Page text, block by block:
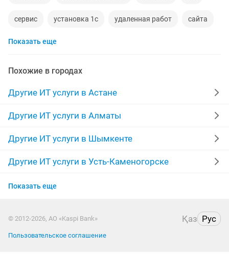
сервис установка 1с удаленная работ сайта
чат лиц
обновление компьютерное
школа сервера монтаж видео
офисные windows 7 договорная оплата
установка 1с бухгалтерия специалист it
Показать еще
Похожие в городах
Другие ИТ услуги в Астане
Другие ИТ услуги в Алматы
Другие ИТ услуги в Шымкенте
Другие ИТ услуги в Усть-Каменогорске
Другие ИТ услуги в Актобе
Другие ИТ услуги в Костанае
Показать еще
© 2012-2026, АО «Kaspi Bank» Қаз Рус
Пользовательское соглашение